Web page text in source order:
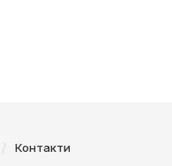
Контакти